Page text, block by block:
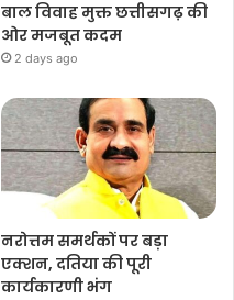
बाल विवाह मुक्त छत्तीसगढ़ की
ओर मजबूत कदम
2 days ago
नरोत्तम समर्थकों पर बड़ा
एक्शन, दतिया की पूरी
कार्यकारणी भंग